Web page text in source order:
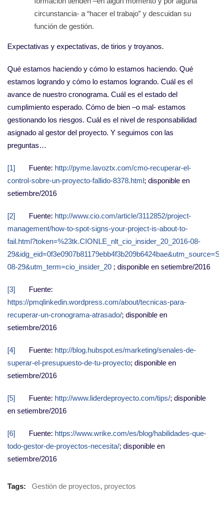
circunstancia- a “hacer el trabajo” y descuidan su
función de gestión.
Expectativas y expectativas, de tirios y troyanos.
Qué estamos haciendo y cómo lo estamos haciendo. Qué
estamos logrando y cómo lo estamos logrando. Cuál es el
avance de nuestro cronograma. Cuál es el estado del
cumplimiento esperado. Cómo de bien –o mal- estamos
gestionando los riesgos. Cuál es el nivel de responsabilidad
asignado al gestor del proyecto. Y seguimos con las
preguntas…
[1] Fuente: http://pyme.lavoztx.com/cmo-recuperar-el-
control-sobre-un-proyecto-fallido-8378.html; disponible en
setiembre/2016
[2] Fuente: http://www.cio.com/article/3112852/project-
management/how-to-spot-signs-your-project-is-about-to-
fail.html?token=%23tk.CIONLE_nlt_cio_insider_20_2016-08-
08-29&utm_term=cio_insider_20 ; disponible en setiembre/2016
[3] Fuente:
https://pmqlinkedin.wordpress.com/about/tecnicas-para-
recuperar-un-cronograma-atrasado/; disponible en
setiembre/2016
[4] Fuente: http://blog.hubspot.es/marketing/senales-de-
superar-el-presupuesto-de-tu-proyecto; disponible en
setiembre/2016
[5] Fuente: http://www.liderdeproyecto.com/tips/; disponible
en setiembre/2016
[6] Fuente: https://www.wrike.com/es/blog/habilidades-que-
todo-gestor-de-proyectos-necesita/; disponible en
setiembre/2016
Tags: Gestión de proyectos, proyectos